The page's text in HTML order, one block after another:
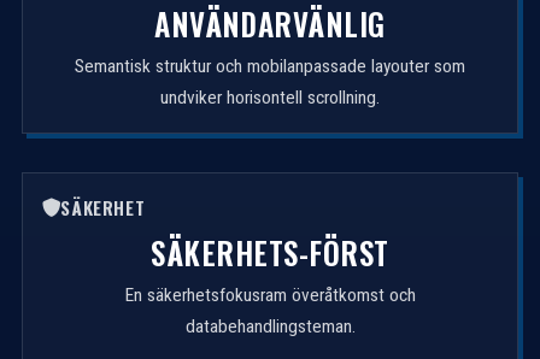
ANVÄNDARVÄNLIG
Semantisk struktur och mobilanpassade layouter som
undviker horisontell scrollning.
SÄKERHET
SÄKERHETS-FÖRST
En säkerhetsfokusram överåtkomst och
databehandlingsteman.